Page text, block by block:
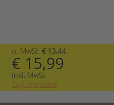
o. MwSt. € 13,44
€ 15,99
inkl. MwSt.
zzgl. Versand